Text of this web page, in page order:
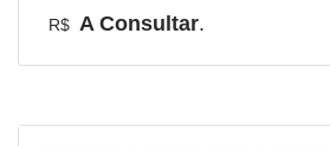
R$ A Consultar.